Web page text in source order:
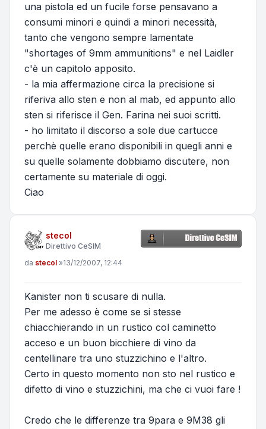
una pistola ed un fucile forse pensavano a
consumi minori e quindi a minori necessità,
tanto che vengono sempre lamentate
"shortages of 9mm ammunitions" e nel Laidler
c'è un capitolo apposito.
- la mia affermazione circa la precisione si
riferiva allo sten e non al mab, ed appunto allo
sten si riferisce il Gen. Farina nei suoi scritti.
- ho limitato il discorso a sole due cartucce
perchè quelle erano disponibili in quegli anni e
su quelle solamente dobbiamo discutere, non
certamente su materiale di oggi.
Ciao
stecol
Direttivo CeSIM
Messaggio
da stecol »13/12/2007, 12:44
Kanister non ti scusare di nulla.
Per me adesso è come se si stesse
chiacchierando in un rustico col caminetto
acceso e un buon bicchiere di vino da
centellinare tra uno stuzzichino e l'altro.
Certo in questo momento non sto nel rustico e
difetto di vino e stuzzichini, ma che ci vuoi fare !
Credo che le differenze tra 9para e 9M38 gli